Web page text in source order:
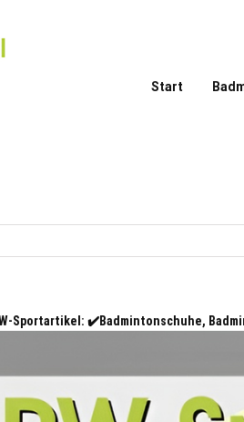
Start
Sportartikel: ✔️Badmintonschuhe,